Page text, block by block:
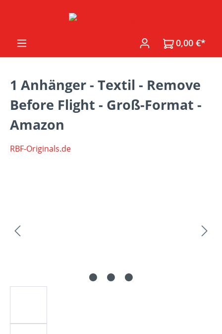
Zum Hauptinhalt springen
0,00 €*
1 Anhänger - Textil - Remove
Before Flight - Groß-Format -
Amazon
RBF-Originals.de